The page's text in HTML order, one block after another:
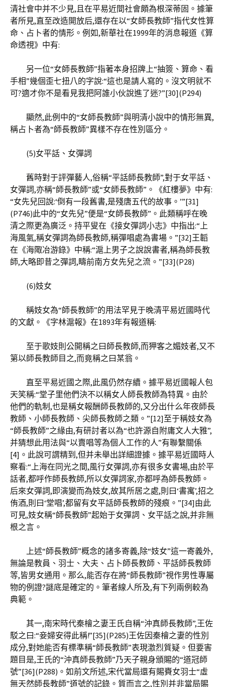
清社會中并不少見,且在平易近間社會頗為根深蒂固。據筆
者所見,直至改造開放后,還存在以“女師長教師”指代女性算
命、占卜者的情形。例如,新華社在1999年的消息報道《算
命透視》中有:
另一位“女師長教師”指著本身招牌上“抽簽、算命、看
手相”幾個歪七扭八的字說:“這也是請人寫的。沒文明就不
可?適才你不是看見我把阿誰小伙說進了迷?”[30](P294)
顯然,此例中的“女師長教師”與明清小說中的情形無異,
稱占卜者為“師長教師”異樣不存在性別區分。
(5)女平話、女彈詞
舊時對于評彈藝人,俗稱“平話師長教師”,對于女平話、
女彈詞,亦稱“師長教師”或“女師長教師”。《紅樓夢》中有:
“女先兒回說:‘倒有一段舊書,是殘唐五代的故事。’”[31]
(P746)此中的“女先兒”便是“女師長教師”。此類稱呼在晚
清之際更為廣泛。持平叟在《接女彈詞小志》中指出:“上
海風氣,稱女彈詞為師長教師,稱彈唱處為書場。”[32]王韜
在《海陬冶游錄》中稱:“滬上男子之說說書者,稱為師長教
師,大略即昔之彈詞,疇前南方女先兒之流。”[33](P28)
(6)妓女
稱妓女為“師長教師”的用法罕見于晚清平易近國時代
的文獻。《字林滬報》在1893年有報道稱:
至于歌妓則公開稱之曰師長教師,而狎客之媚妓者,又不
第以師長教師目之,而竟稱之曰某翁。
直至平易近國之際,此風仍然存續。據平易近國報人包
天笑稱:“堂子里他們決不以稱女人師長教師為特異。由於
他們的軌制,也是稱女報酬師長教師的,又分出什么年夜師長
教師、小師長教師、尖師長教師之類。”[12]至于稱妓女為
“師長教師”之緣由,有研討者以為“也許源自附庸文人大雅”,
并猜想此用法與“以賣唱等為個人工作的人”有聯繫關係
[4]。此說可謂精到,但并未舉出詳細證據。據平易近國時人
察看:“上海在同光之間,風行女彈詞,亦有很多女書場,由於平
話者,都呼作師長教師,所以女彈詞家,亦都呼為師長教師。
后來女彈詞,即演變而為妓女,故其所居之處,則曰‘書寓’,招之
侑酒,則曰‘堂唱’,都留有女平話師長教師的殘痕。”[34]由此
可見,妓女稱“師長教師”起始于女彈詞、女平話之說,并非無
根之言。
上述“師長教師”概念的諸多寄義,除“妓女”這一寄義外,
無論是教員、羽士、大夫、占卜師長教師、平話師長教師
等,皆男女通用。那么,能否存在將“師長教師”視作男性專屬
物的例證?謎底是確定的。筆者線人所及,有下列兩例較為
典範。
其一,南宋時代秦檜之妻王氏自稱“沖真師長教師”,王佐
駁之曰:“妾婦安得此稱!”[35](P285)王佐因秦檜之妻的性別
成分,對她能否有標準稱“師長教師”表現激烈質疑。但要害
題目是,王氏的“沖真師長教師”乃天子親身頒賜的“道冠師
號”[36](P288)。如前文所述,宋代當局還有賜賚女羽士“虛
無天然師長教師”道號的記錄。質而言之,性別并非當局賜